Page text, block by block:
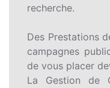
recherche.
Des Prestations
campagnes
de vous placer
La Gestion de